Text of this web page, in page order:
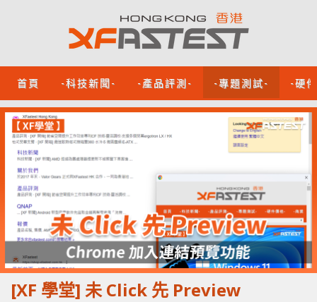
首頁 -科技新聞- -產品評測- -專題測試- -硬
[XF 學堂] 未 Click 先 Preview